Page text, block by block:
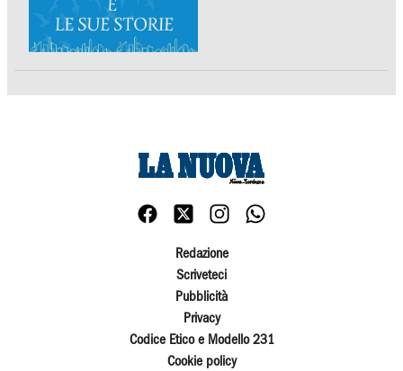
Redazione
Scriveteci
Pubblicità
Privacy
Codice Etico e Modello 231
Cookie policy